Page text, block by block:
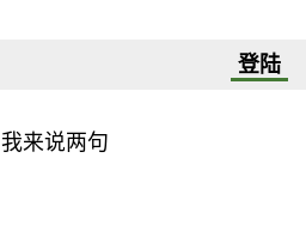
登陆
我来说两句